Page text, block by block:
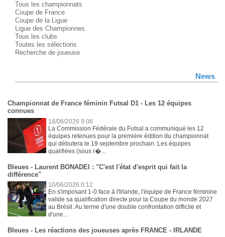
Tous les championnats
Coupe de France
Coupe de la Ligue
Ligue des Championnes
Tous les clubs
Toutes les sélections
Recherche de joueuse
News
Championnat de France féminin Futsal D1 - Les 12 équipes
connues
18/06/2026 9:06
La Commission Fédérale du Futsal a communiqué les 12
équipes retenues pour la première édition du championnat
qui débutera le 19 septembre prochain. Les équipes
qualifiées (sous r�...
Bleues - Laurent BONADEI : "C'est l'état d'esprit qui fait la
différence"
10/06/2026 0:12
En s'imposant 1-0 face à l'Irlande, l'équipe de France féminine
valide sa qualification directe pour la Coupe du monde 2027
au Brésil. Au terme d'une double confrontation difficile et
d'une...
Bleues - Les réactions des joueuses après FRANCE - IRLANDE